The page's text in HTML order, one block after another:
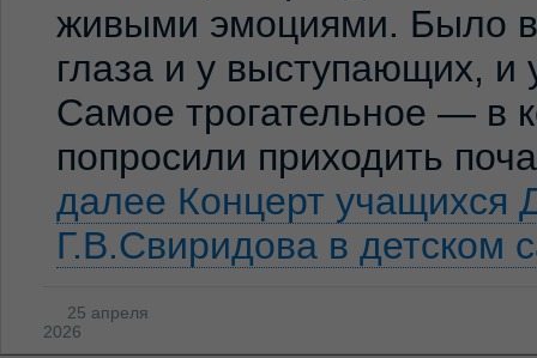
живыми эмоциями. Было
глаза и у выступающих,
Самое трогательное — в
попросили приходить
далее Концерт
Г.В.Свиридова в детском
25 апреля
2026